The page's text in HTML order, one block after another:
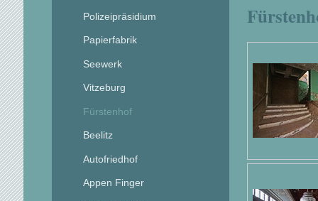
Polizeipräsidium
Papierfabrik
Seewerk
Vitzeburg
Fürstenhof
Beelitz
Autofriedhof
Appen Finger